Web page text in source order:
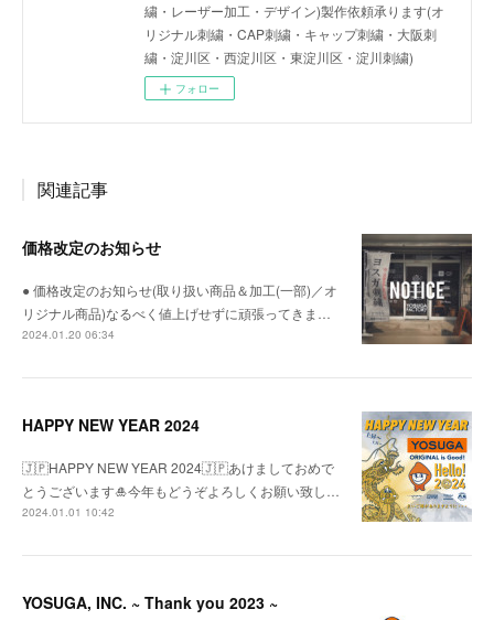
繍・レーザー加工・デザイン)製作依頼承ります(オ
リジナル刺繍・CAP刺繍・キャップ刺繍・大阪刺
繍・淀川区・西淀川区・東淀川区・淀川刺繍)
フォロー
関連記事
価格改定のお知らせ
● 価格改定のお知らせ(取り扱い商品＆加工(一部)／オ
リジナル商品)なるべく値上げせずに頑張ってきま…
2024.01.20 06:34
HAPPY NEW YEAR 2024
🇯🇵HAPPY NEW YEAR 2024🇯🇵あけましておめで
とうございます🎍今年もどうぞよろしくお願い致し…
2024.01.01 10:42
YOSUGA, INC. ~ Thank you 2023 ~